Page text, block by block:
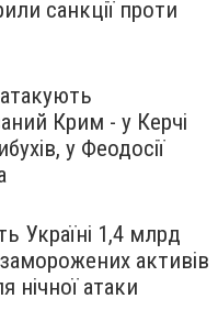
санкції проти
Крим - у Керчі
у Феодосії
Україні 1,4 млрд
активів
нічної атаки